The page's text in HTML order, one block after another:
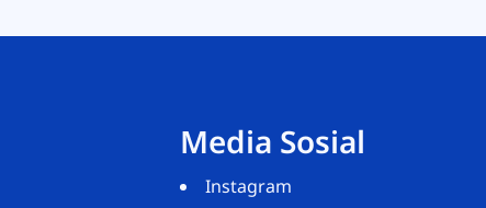
Media Sosial
Instagram